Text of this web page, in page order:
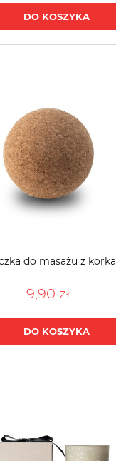
DO KOSZYKA
do masażu z korka
9,90 zł
DO KOSZYKA